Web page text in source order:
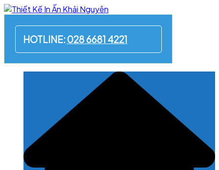
Skip
content
HOTLINE:028 6681 4221